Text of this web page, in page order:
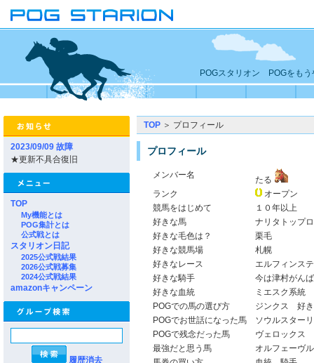
POGスタリオン POGをもう
2023/09/09 故障
★更新不具合復旧
TOP
My機能とは
POG集計とは
公式戦とは
スタリオン日記
2025公式戦結果
2026公式戦募集
2024公式戦結果
amazonキャンペーン
履歴消去
TOP ＞ プロフィール
プロフィール
メンバー名
たる
ランク
オープン
競馬をはじめて
１０年以上
好きな馬
ナリタトップ
好きな毛色は？
栗毛
好きな競馬場
札幌
好きなレース
エルフィンス
好きな騎手
今は津村がん
好きな血統
ミエスク系統
POGでの馬の選び方
ジンクス 好
POGでお世話になった馬
ソウルスター
POGで残念だった馬
ヴェロックス
最強だと思う馬
オルフェーヴル